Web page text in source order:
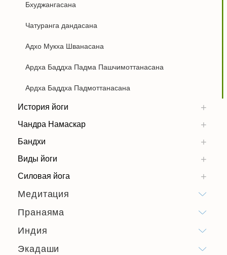
Бхуджангасана
Чатуранга дандасана
Адхо Мукха Шванасана
Ардха Баддха Падма Пашчимоттанасана
Ардха Баддха Падмоттанасана
История йоги
Чандра Намаскар
Бандхи
Виды йоги
Силовая йога
Медитация
Пранаяма
Индия
Экадаши